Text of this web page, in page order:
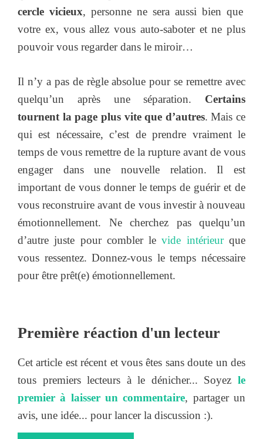
cercle vicieux, personne ne sera aussi bien que
votre ex, vous allez vous auto-saboter et ne plus
pouvoir vous regarder dans le miroir…
Il n’y a pas de règle absolue pour se remettre avec
quelqu’un après une séparation. Certains
tournent la page plus vite que d’autres. Mais ce
qui est nécessaire, c’est de prendre vraiment le
temps de vous remettre de la rupture avant de vous
engager dans une nouvelle relation. Il est
important de vous donner le temps de guérir et de
vous reconstruire avant de vous investir à nouveau
émotionnellement. Ne cherchez pas quelqu’un
d’autre juste pour combler le vide intérieurque
vous ressentez. Donnez-vous le temps nécessaire
pour être prêt(e) émotionnellement.
Première réaction d'un lecteur
Cet article est récent et vous êtes sans doute un des
tous premiers lecteurs à le dénicher... Soyez le
premier à laisser un commentaire, partager un
avis, une idée... pour lancer la discussion :).